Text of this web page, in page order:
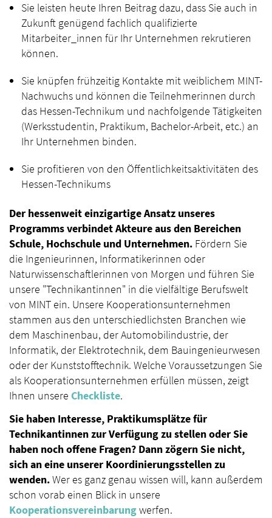
Sie leisten heute Ihren Beitrag dazu, dass Sie auch in
Zukunft genügend fachlich qualifizierte
Mitarbeiter_innen für Ihr Unternehmen rekrutieren
können.
Sie knüpfen frühzeitig Kontakte mit weiblichem MINT-
Nachwuchs und können die Teilnehmerinnen durch
das Hessen-Technikum und nachfolgende Tätigkeiten
(Werksstudentin, Praktikum, Bachelor-Arbeit, etc.) an
Ihr Unternehmen binden.
Sie profitieren von den Öffentlichkeitsaktivitäten des
Hessen-Technikums
Der hessenweit einzigartige Ansatz unseres
Programms verbindet Akteure aus den Bereichen
Schule, Hochschule und Unternehmen. Fördern Sie
die Ingenieurinnen, Informatikerinnen oder
Naturwissenschaftlerinnen von Morgen und führen Sie
unsere "Technikantinnen" in die vielfältige Berufswelt
von MINT ein. Unsere Kooperationsunternehmen
stammen aus den unterschiedlichsten Branchen wie
dem Maschinenbau, der Automobilindustrie, der
Informatik, der Elektrotechnik, dem Bauingenieurwesen
oder der Kunststofftechnik. Welche Voraussetzungen Sie
als Kooperationsunternehmen erfüllen müssen, zeigt
Ihnen unsere Checkliste.
Sie haben Interesse, Praktikumsplätze für
Technikantinnen zur Verfügung zu stellen oder Sie
haben noch offene Fragen? Dann zögern Sie nicht,
sich an eine unserer Koordinierungsstellen zu
wenden.Wer es ganz genau wissen will, kann außerdem
schon vorab einen Blick in unsere
Kooperationsvereinbarungwerfen.